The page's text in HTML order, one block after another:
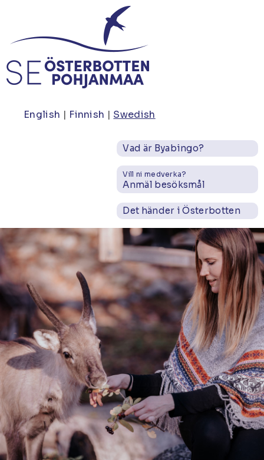
huvudinnehåll
English Finnish Swedish
Vad är Byabingo?
Vill ni medverka?
Anmäl besöksmål
Det händer i Österbotten